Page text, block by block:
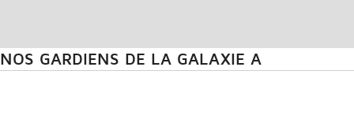
NOS GARDIENS DE LA GALAXIE A